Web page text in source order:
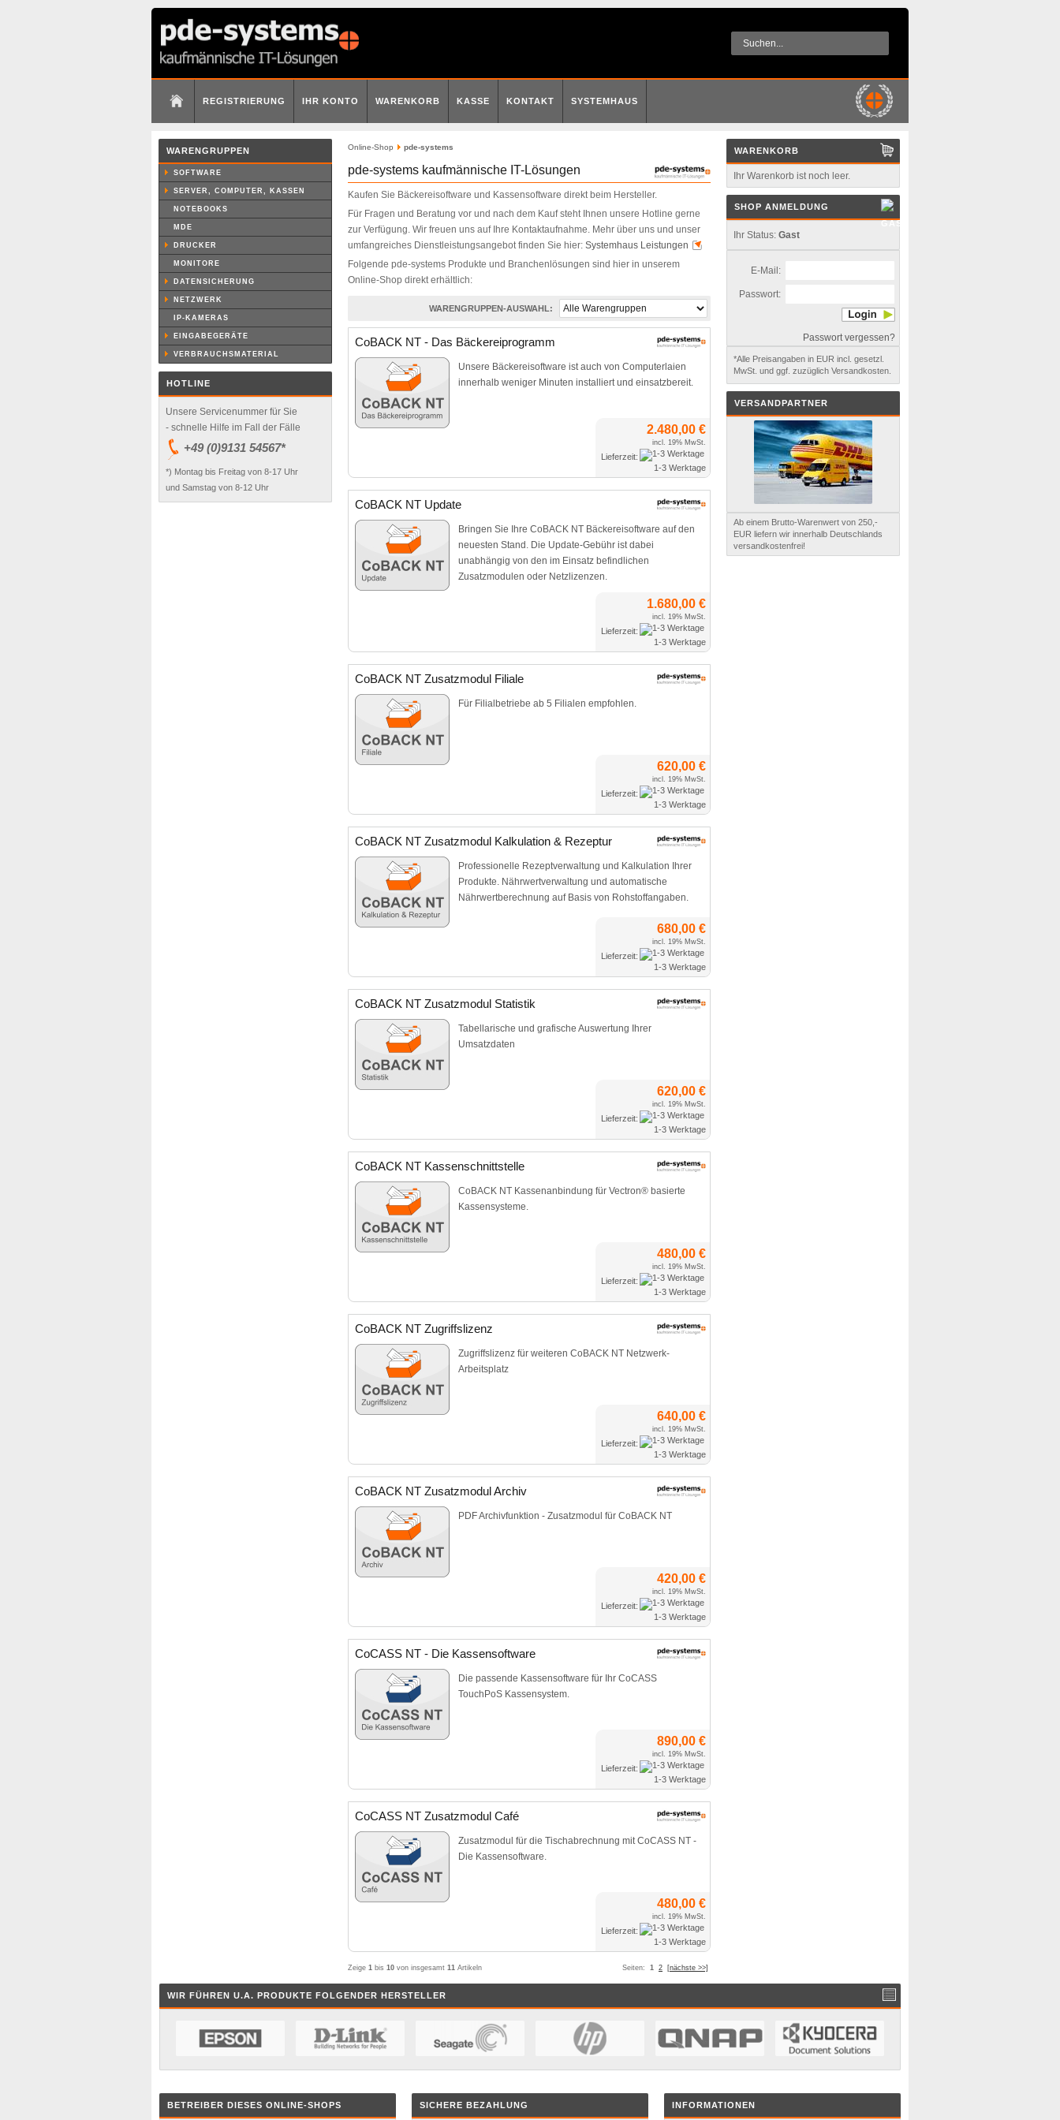
REGISTRIERUNG IHR KONTO WARENKORB KASSE KONTAKT SYSTEMHAUS
WARENGRUPPEN
SOFTWARE
SERVER, COMPUTER, KASSEN
NOTEBOOKS
MDE
DRUCKER
MONITORE
DATENSICHERUNG
NETZWERK
IP-KAMERAS
EINGABEGERÄTE
VERBRAUCHSMATERIAL
HOTLINE
Unsere Servicenummer für Sie
- schnelle Hilfe im Fall der Fälle
+49 (0)9131 54567*
*) Montag bis Freitag von 8-17 Uhr
und Samstag von 8-12 Uhr
Online-Shop pde-systems
pde-systems kaufmännische IT-Lösungen
Kaufen Sie Bäckereisoftware und Kassensoftware direkt beim Hersteller.
Für Fragen und Beratung vor und nach dem Kauf steht Ihnen unsere Hotline gerne
zur Verfügung. Wir freuen uns auf Ihre Kontaktaufnahme. Mehr über uns und unser
umfangreiches Dienstleistungsangebot finden Sie hier: Systemhaus Leistungen
Folgende pde-systems Produkte und Branchenlösungen sind hier in unserem
Online-Shop direkt erhältlich:
WARENGRUPPEN-AUSWAHL:
CoBACK NT - Das Bäckereiprogramm
Unsere Bäckereisoftware ist auch von Computerlaien
innerhalb weniger Minuten installiert und einsatzbereit.
2.480,00 €
incl. 19% MwSt.
Lieferzeit:
1-3 Werktage
CoBACK NT Update
Bringen Sie Ihre CoBACK NT Bäckereisoftware auf den
neuesten Stand. Die Update-Gebühr ist dabei
unabhängig von den im Einsatz befindlichen
Zusatzmodulen oder Netzlizenzen.
1.680,00 €
incl. 19% MwSt.
Lieferzeit:
1-3 Werktage
CoBACK NT Zusatzmodul Filiale
Für Filialbetriebe ab 5 Filialen empfohlen.
620,00 €
incl. 19% MwSt.
Lieferzeit:
1-3 Werktage
CoBACK NT Zusatzmodul Kalkulation & Rezeptur
Professionelle Rezeptverwaltung und Kalkulation Ihrer
Produkte. Nährwertverwaltung und automatische
Nährwertberechnung auf Basis von Rohstoffangaben.
680,00 €
incl. 19% MwSt.
Lieferzeit:
1-3 Werktage
CoBACK NT Zusatzmodul Statistik
Tabellarische und grafische Auswertung Ihrer
Umsatzdaten
620,00 €
incl. 19% MwSt.
Lieferzeit:
1-3 Werktage
CoBACK NT Kassenschnittstelle
CoBACK NT Kassenanbindung für Vectron® basierte
Kassensysteme.
480,00 €
incl. 19% MwSt.
Lieferzeit:
1-3 Werktage
CoBACK NT Zugriffslizenz
Zugriffslizenz für weiteren CoBACK NT Netzwerk-
Arbeitsplatz
640,00 €
incl. 19% MwSt.
Lieferzeit:
1-3 Werktage
CoBACK NT Zusatzmodul Archiv
PDF Archivfunktion - Zusatzmodul für CoBACK NT
420,00 €
incl. 19% MwSt.
Lieferzeit:
1-3 Werktage
CoCASS NT - Die Kassensoftware
Die passende Kassensoftware für Ihr CoCASS
TouchPoS Kassensystem.
890,00 €
incl. 19% MwSt.
Lieferzeit:
1-3 Werktage
CoCASS NT Zusatzmodul Café
Zusatzmodul für die Tischabrechnung mit CoCASS NT -
Die Kassensoftware.
480,00 €
incl. 19% MwSt.
Lieferzeit:
1-3 Werktage
Zeige 1 bis 10 von insgesamt 11 Artikeln Seiten: 1 2 [nächste >>]
WARENKORB
Ihr Warenkorb ist noch leer.
SHOP ANMELDUNG
Ihr Status: Gast
E-Mail:
Passwort:
Passwort vergessen?
*Alle Preisangaben in EUR incl. gesetzl.
MwSt. und ggf. zuzüglich Versandkosten.
VERSANDPARTNER
Ab einem Brutto-Warenwert von 250,-
EUR liefern wir innerhalb Deutschlands
versandkostenfrei!
WIR FÜHREN U.A. PRODUKTE FOLGENDER HERSTELLER
BETREIBER DIESES ONLINE-SHOPS SICHERE BEZAHLUNG INFORMATIONEN